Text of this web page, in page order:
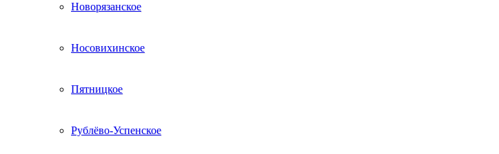
Новорязанское
Носовихинское
Пятницкое
Рублёво-Успенское